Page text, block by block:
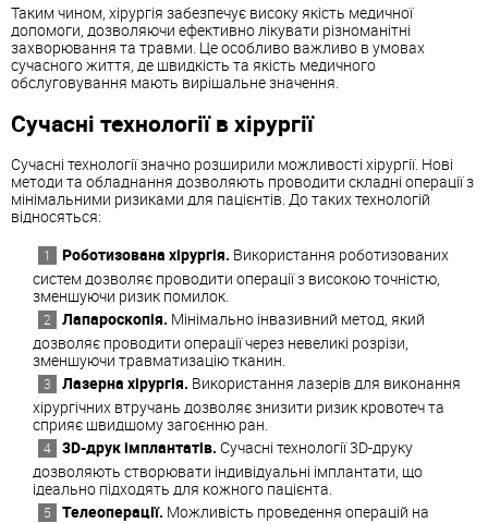
Таким чином, хірургія забезпечує високу якість медичної
допомоги, дозволяючи ефективно лікувати різноманітні
захворювання та травми. Це особливо важливо в умовах
сучасного життя, де швидкість та якість медичного
обслуговування мають вирішальне значення.
Сучасні технології в хірургії
Сучасні технології значно розширили можливості хірургії. Нові
методи та обладнання дозволяють проводити складні операції з
мінімальними ризиками для пацієнтів. До таких технологій
відносяться:
Роботизована хірургія. Використання роботизованих
систем дозволяє проводити операції з високою точністю,
зменшуючи ризик помилок.
Лапароскопія. Мінімально інвазивний метод, який
дозволяє проводити операції через невеликі розрізи,
зменшуючи травматизацію тканин.
Лазерна хірургія. Використання лазерів для виконання
хірургічних втручань дозволяє знизити ризик кровотеч та
сприяє швидшому загоєнню ран.
3D-друк імплантатів. Сучасні технології 3D-друку
дозволяють створювати індивідуальні імплантати, що
ідеально підходять для кожного пацієнта.
Телеоперації. Можливість проведення операцій на